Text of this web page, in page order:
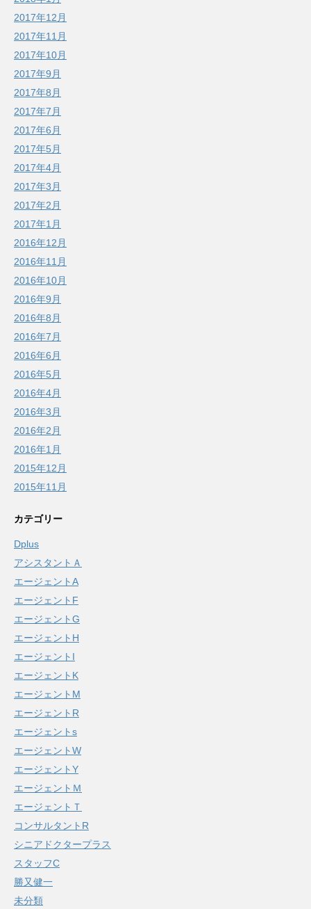
2017年12月
2017年11月
2017年10月
2017年9月
2017年8月
2017年7月
2017年6月
2017年5月
2017年4月
2017年3月
2017年2月
2017年1月
2016年12月
2016年11月
2016年10月
2016年9月
2016年8月
2016年7月
2016年6月
2016年5月
2016年4月
2016年3月
2016年2月
2016年1月
2015年12月
2015年11月
カテゴリー
Dplus
アシスタントＡ
エージェントA
エージェントF
エージェントG
エージェントH
エージェントI
エージェントK
エージェントM
エージェントR
エージェントs
エージェントW
エージェントY
エージェントＭ
エージェントＴ
コンサルタントR
シニアドクタープラス
スタッフC
勝又健一
未分類